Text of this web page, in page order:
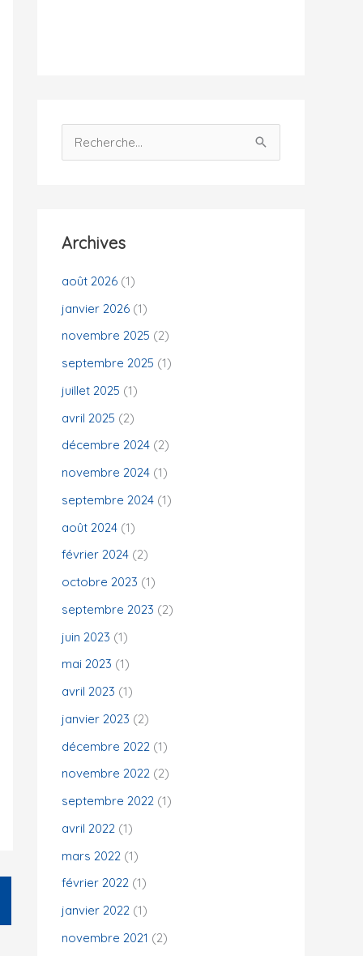
e
c
h
:
Archives
août 2026 (1)
janvier 2026 (1)
novembre 2025 (2)
septembre 2025 (1)
juillet 2025 (1)
avril 2025 (2)
décembre 2024 (2)
novembre 2024 (1)
septembre 2024 (1)
août 2024 (1)
février 2024 (2)
octobre 2023 (1)
septembre 2023 (2)
juin 2023 (1)
mai 2023 (1)
avril 2023 (1)
janvier 2023 (2)
décembre 2022 (1)
novembre 2022 (2)
septembre 2022 (1)
avril 2022 (1)
mars 2022 (1)
février 2022 (1)
janvier 2022 (1)
novembre 2021 (2)